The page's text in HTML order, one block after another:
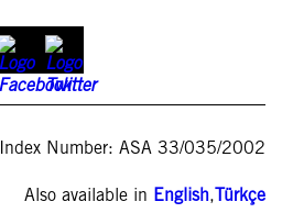
Index Number: ASA 33/035/2002
Also available in English,Türkçe